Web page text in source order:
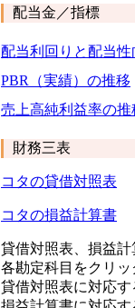
配当金／指標
配当利回りと配当性
PBR（実績）の推移
売上高純利益率の推
財務三表
コタの貸借対照表
コタの損益計算書
貸借対照表、損益計
各勘定科目をクリッ
貸借対照表に対応